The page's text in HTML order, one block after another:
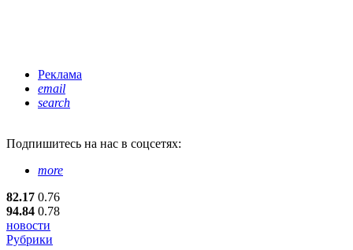
Реклама
email
search
Подпишитесь на нас в соцсетях:
more
82.17 0.76
94.84 0.78
новости
Рубрики